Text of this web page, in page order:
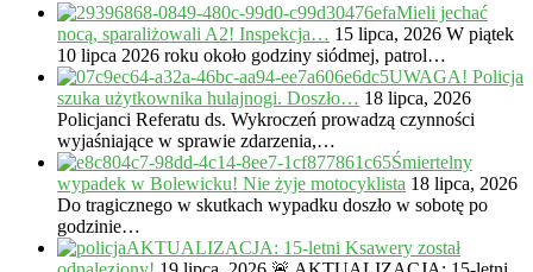
Mieli jechać
nocą, sparaliżowali A2! Inspekcja… 15 lipca, 2026 W piątek
10 lipca 2026 roku około godziny siódmej, patrol…
UWAGA! Policja
szuka użytkownika hulajnogi. Doszło… 18 lipca, 2026
Policjanci Referatu ds. Wykroczeń prowadzą czynności
wyjaśniające w sprawie zdarzenia,…
Śmiertelny
wypadek w Bolewicku! Nie żyje motocyklista 18 lipca, 2026
Do tragicznego w skutkach wypadku doszło w sobotę po
godzinie…
AKTUALIZACJA: 15-letni Ksawery został